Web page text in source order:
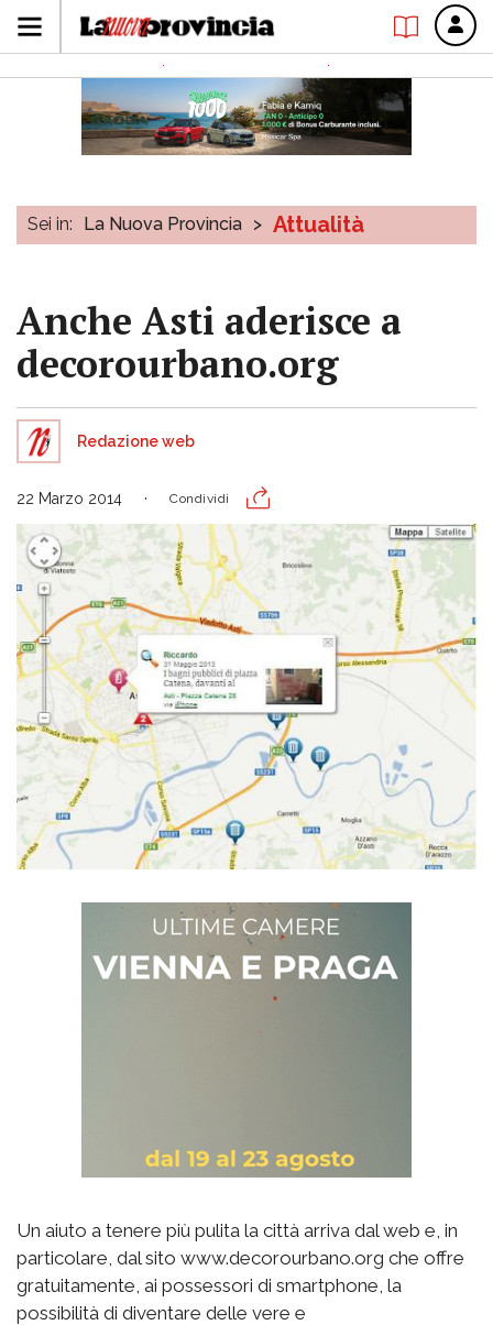
Sei in: La Nuova Provincia > Attualità
Anche Asti aderisce a
decorourbano.org
Redazione web
22 Marzo 2014 Condividi
Un aiuto a tenere più pulita la città arriva dal web e, in
particolare, dal sito www.decorourbano.org che offre
gratuitamente, ai possessori di smartphone, la
possibilità di diventare delle vere e